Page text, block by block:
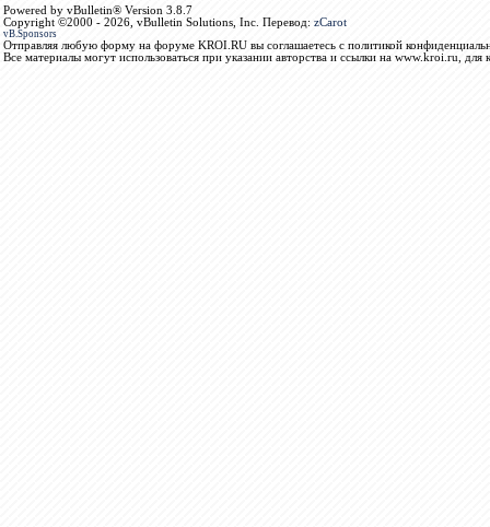
Powered by vBulletin® Version 3.8.7
Copyright ©2000 - 2026, vBulletin Solutions, Inc. Перевод: zCarot
vB.Sponsors
Отправляя любую форму на форуме KROI.RU вы соглашаетесь с политикой
Все материалы могут использоваться при указании авторства и ссылки на www.kroi.ru, для